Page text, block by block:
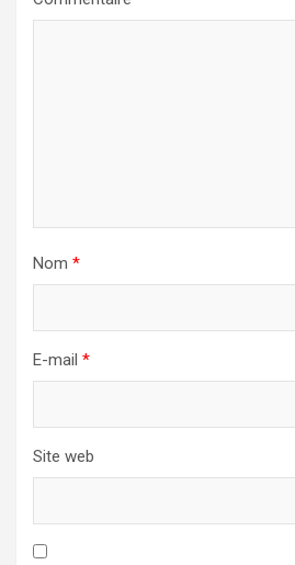
Nom *
E-mail *
Site web